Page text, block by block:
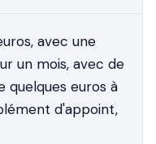
avec une
un mois, avec de
quelques euros à
d'appoint,